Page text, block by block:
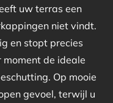
uw terras een
niet vindt.
en stopt precies
de ideale
Op mooie
gevoel, terwijl u